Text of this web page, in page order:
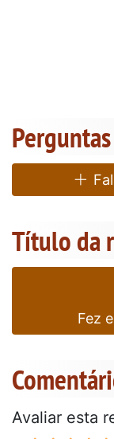
Perguntas
Título da
Fez
Avaliar esta